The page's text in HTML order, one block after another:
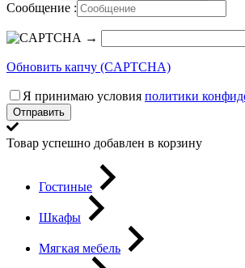
Сообщение :
→
Обновить капчу (CAPTCHA)
Я принимаю условия политики
Отправить
Товар успешно добавлен в корзину
Гостиные
Шкафы
Мягкая мебель